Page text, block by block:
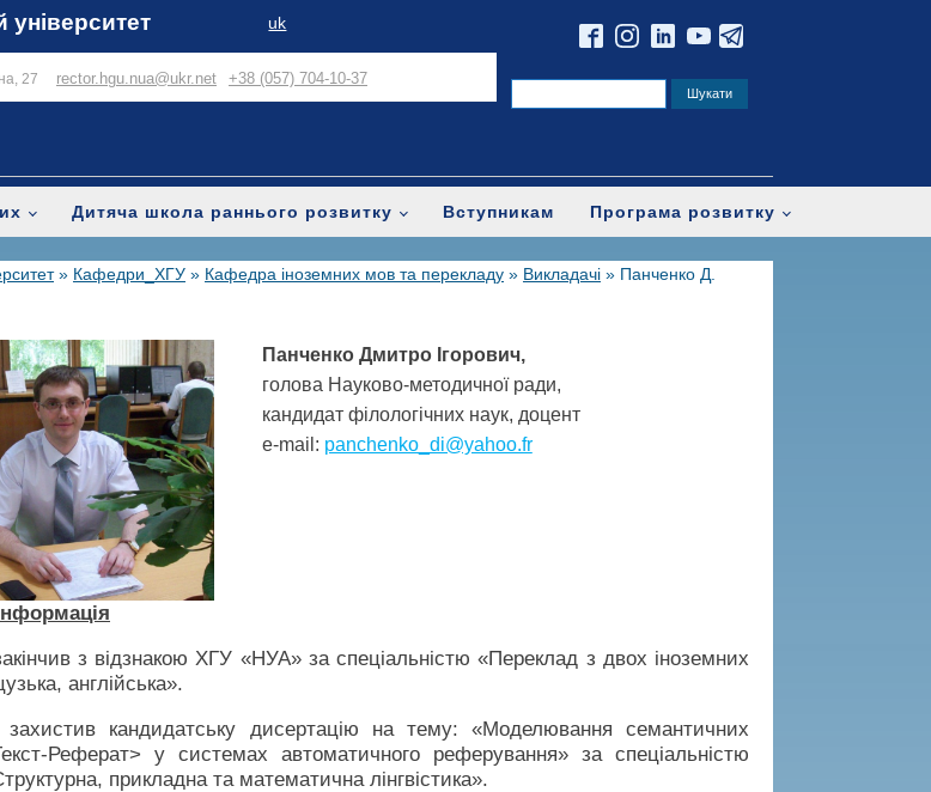
університет uk
27 rector.hgu.nua@ukr.net +38 (057) 704-10-37
Дитяча школа раннього розвитку Вступникам Програма розвитку
» Кафедри_ХГУ » Кафедра іноземних мов та перекладу » Викладачі » Панченко Д.
Панченко Дмитро Ігорович,
голова Науково-методичної ради,
кандидат філологічних наук, доцент
e-mail: panchenko_di@yahoo.fr
з відзнакою ХГУ «НУА» за спеціальністю «Переклад з двох іноземних
англійська».
кандидатську дисертацію на тему: «Моделювання семантичних
Реферат> у системах автоматичного реферування» за спеціальністю
прикладна та математична лінгвістика».